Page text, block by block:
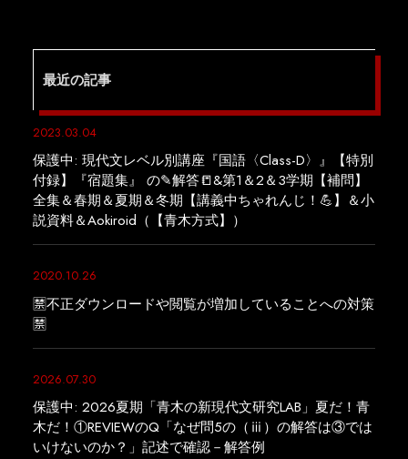
最近の記事
2023.03.04
保護中: 現代文レベル別講座『国語〈Class-D〉』【特別
付録】『宿題集』 の✎解答📒&第1＆2＆3学期【補問】
全集＆春期＆夏期＆冬期【講義中ちゃれんじ！💪】＆小
説資料＆Aokiroid（【青木方式】）
2020.10.26
🈲不正ダウンロードや閲覧が増加していることへの対策
🈲
2026.07.30
保護中: 2026夏期「青木の新現代文研究LAB」夏だ！青
木だ！①REVIEWのQ「なぜ問5の（ⅲ）の解答は③では
いけないのか？」記述で確認－解答例